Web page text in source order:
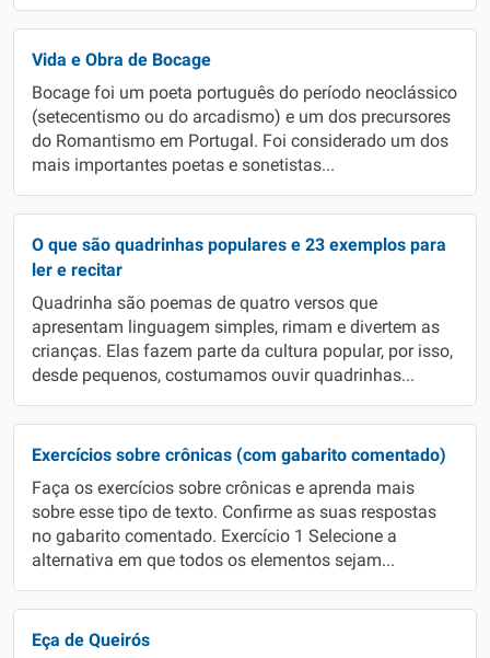
Vida e Obra de Bocage
Bocage foi um poeta português do período neoclássico
(setecentismo ou do arcadismo) e um dos precursores
do Romantismo em Portugal. Foi considerado um dos
mais importantes poetas e sonetistas...
O que são quadrinhas populares e 23 exemplos para
ler e recitar
Quadrinha são poemas de quatro versos que
apresentam linguagem simples, rimam e divertem as
crianças. Elas fazem parte da cultura popular, por isso,
desde pequenos, costumamos ouvir quadrinhas...
Exercícios sobre crônicas (com gabarito comentado)
Faça os exercícios sobre crônicas e aprenda mais
sobre esse tipo de texto. Confirme as suas respostas
no gabarito comentado. Exercício 1 Selecione a
alternativa em que todos os elementos sejam...
Eça de Queirós